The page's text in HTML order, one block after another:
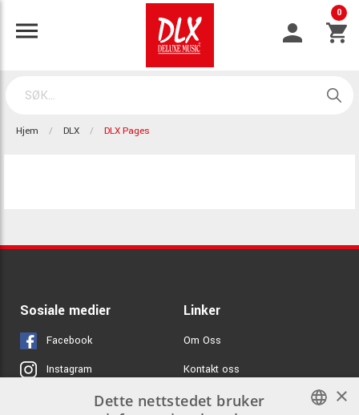
0
Hjem DLX DLX Pages
Sosiale medier
Facebook
Instagram
Linker
Om Oss
Kontakt oss
Kjøpsvilkår
×
Dette nettstedet bruker